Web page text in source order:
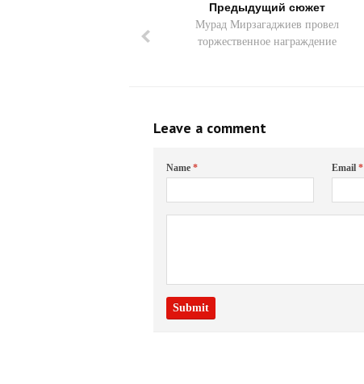
Предыдущий сюжет
Мурад Мирзагаджиев провел
торжественное награждение
Leave a comment
Name* Email*